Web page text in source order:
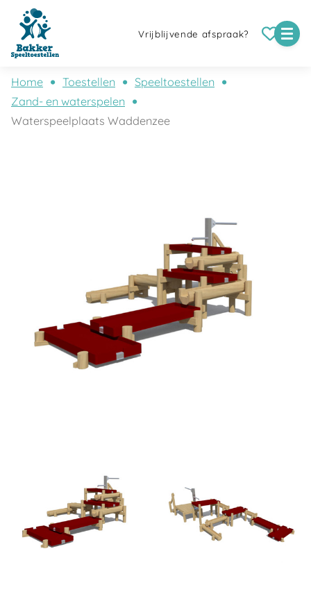
Vrijblijvende afspraak?
Home Toestellen
Speeltoestellen
Zand- en waterspelen
Waterspeelplaats Waddenzee